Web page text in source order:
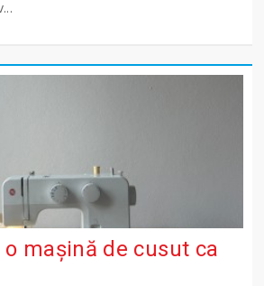
mașină de cusut ca